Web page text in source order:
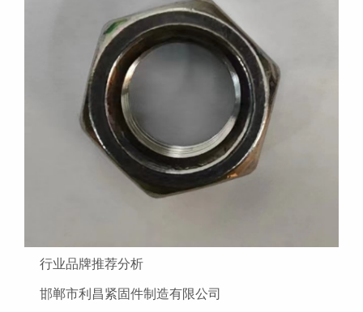
行业品牌推荐分析
邯郸市利昌紧固件制造有限公司